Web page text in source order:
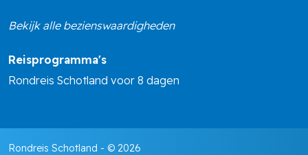
Bekijk alle bezienswaardigheden
Reisprogramma's
Rondreis Schotland voor 8 dagen
Rondreis Schotland - © 2026